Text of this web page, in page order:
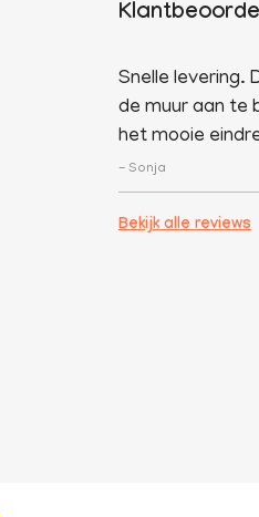
Snelle levering.
de muur aan te
het mooie
- Sonja
Bekijk alle reviews